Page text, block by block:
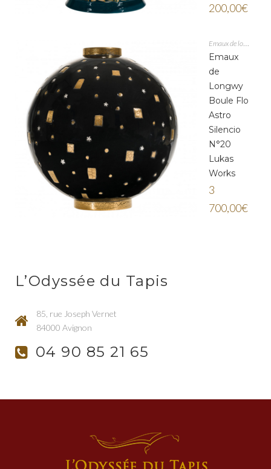
200,00€
Emaux
de
Longwy
Boule Flo
Astro
Silencio
N°20
Lukas
Works
3
700,00€
L’Odyssée du Tapis
85, rue Joseph Vernet
84000 Avignon
04 90 85 21 65